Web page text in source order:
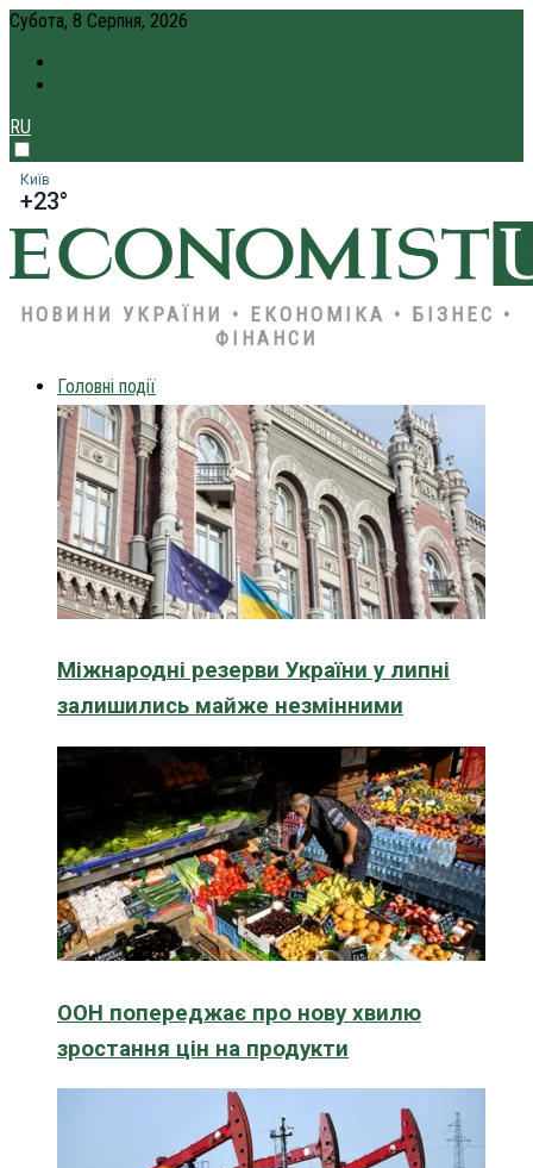
Субота, 8 Серпня, 2026
RU
Київ
+23°
НОВИНИ УКРАЇНИ • ЕКОНОМІКА • БІЗНЕС •
ФІНАНСИ
Головні події
Міжнародні резерви України у липні
залишились майже незмінними
ООН попереджає про нову хвилю
зростання цін на продукти